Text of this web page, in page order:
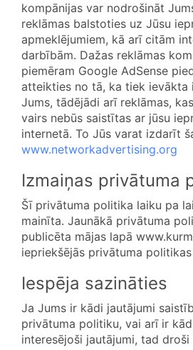
kompānijas var nodrošināt
reklāmas balstoties uz Jūsu
apmeklējumiem, kā arī citām
darbībām. Dažas reklāmas kompānijas, kā
piemēram Google AdSense
atteikties no tā, ka tiek ievākta
Jums, tādējādi arī reklāmas,
vairs nebūs saistītas ar jūsu
internetā. To Jūs varat izdarīt
www.networkadvertising.org
Izmaiņas privātuma
Šī privātuma politika laiku pa
mainīta. Jaunākā privātuma
publicēta mājas lapā
iepriekšējās privātuma
Iespēja sazināties
Ja Jums ir kādi jautājumi
privātuma politiku, vai arī ir
interesējoši jautājumi, tad